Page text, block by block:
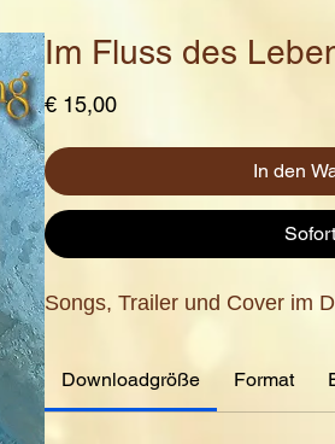
Im Fluss des
€ 15,00Preis
In den
Songs, Trailer und Cover im
Downloadgröße Format